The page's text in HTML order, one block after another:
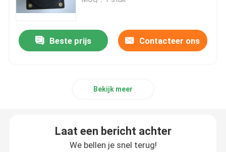
De Maat van de Cilinderkoptemperatuur
Beste prijs Contacteer ons
Bekijk meer
Laat een bericht achter
We bellen je snel terug!